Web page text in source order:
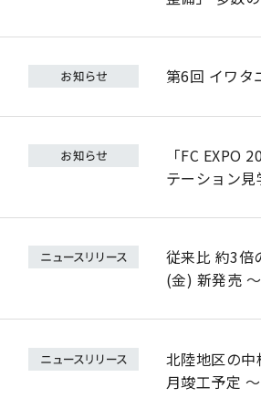
第6回 イワタ
「FC EXPO
テーション
従来比 約3倍
(金) 新発売
北陸地区の
月竣工予定 ～